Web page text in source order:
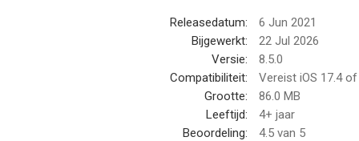
- Stem-, geluids- en trilwaarschuwingen, ook in je
- Kaart met realtime verkeer of weergave zonder
- Geluid gemixt met waar je naar luistert op je
- Werkt op de voorgrond of achtergrond (gebruik
- Volledig configureerbaar, portret- en
- Dekking in de meeste landen, download de
Releasedatum:
6 Jun 2021
Bijgewerkt:
22 Jul 2026
Versie:
8.5.0
Compatibiliteit:
Vereist iOS 17.4
Grootte:
86.0 MB
Leeftijd:
4+ jaar
Beoordeling:
4.5 van 5